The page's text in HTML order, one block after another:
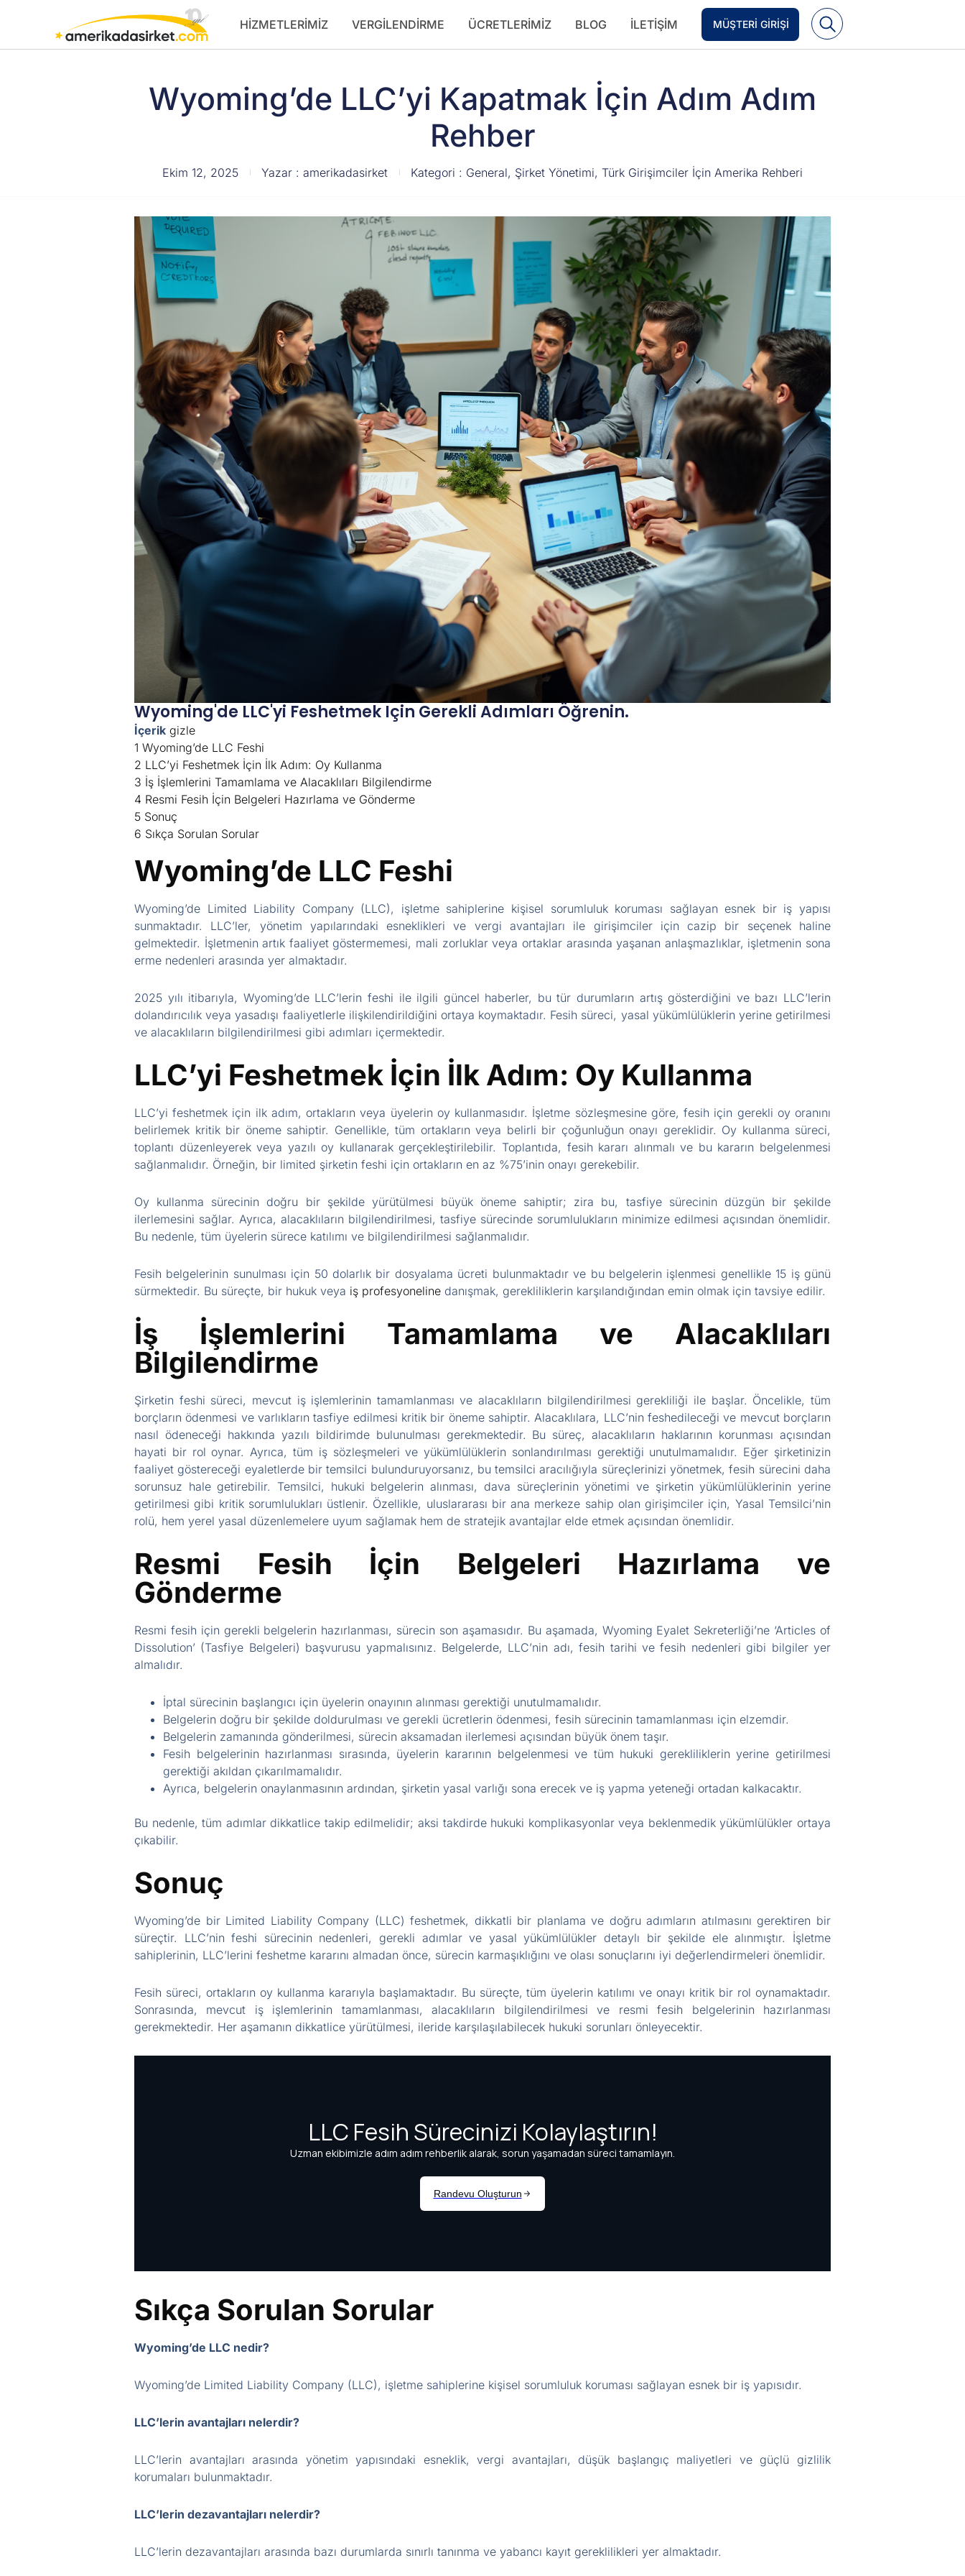
HIZMETLERIMIZ VERGILENDIRME ÜCRETLERIMIZ BLOG İLETIŞIM MÜŞTERI GIRIŞI
Wyoming’de LLC’yi Kapatmak İçin Adım Adım
Rehber
Ekim 12, 2025 Yazar : amerikadasirket Kategori : General, Şirket Yönetimi, Türk Girişimciler İçin Amerika Rehberi
Wyoming'de LLC'yi Feshetmek Için Gerekli Adımları Öğrenin.
İçerik gizle
1 Wyoming’de LLC Feshi
2 LLC’yi Feshetmek İçin İlk Adım: Oy Kullanma
3 İş İşlemlerini Tamamlama ve Alacaklıları Bilgilendirme
4 Resmi Fesih İçin Belgeleri Hazırlama ve Gönderme
5 Sonuç
6 Sıkça Sorulan Sorular
Wyoming’de LLC Feshi
Wyoming’de Limited Liability Company (LLC), işletme sahiplerine kişisel sorumluluk koruması sağlayan esnek bir iş yapısı
sunmaktadır. LLC’ler, yönetim yapılarındaki esneklikleri ve vergi avantajları ile girişimciler için cazip bir seçenek haline
gelmektedir. İşletmenin artık faaliyet göstermemesi, mali zorluklar veya ortaklar arasında yaşanan anlaşmazlıklar, işletmenin sona
erme nedenleri arasında yer almaktadır.
2025 yılı itibarıyla, Wyoming’de LLC’lerin feshi ile ilgili güncel haberler, bu tür durumların artış gösterdiğini ve bazı LLC’lerin
dolandırıcılık veya yasadışı faaliyetlerle ilişkilendirildiğini ortaya koymaktadır. Fesih süreci, yasal yükümlülüklerin yerine getirilmesi
ve alacaklıların bilgilendirilmesi gibi adımları içermektedir.
LLC’yi Feshetmek İçin İlk Adım: Oy Kullanma
LLC’yi feshetmek için ilk adım, ortakların veya üyelerin oy kullanmasıdır. İşletme sözleşmesine göre, fesih için gerekli oy oranını
belirlemek kritik bir öneme sahiptir. Genellikle, tüm ortakların veya belirli bir çoğunluğun onayı gereklidir. Oy kullanma süreci,
toplantı düzenleyerek veya yazılı oy kullanarak gerçekleştirilebilir. Toplantıda, fesih kararı alınmalı ve bu kararın belgelenmesi
sağlanmalıdır. Örneğin, bir limited şirketin feshi için ortakların en az %75’inin onayı gerekebilir.
Oy kullanma sürecinin doğru bir şekilde yürütülmesi büyük öneme sahiptir; zira bu, tasfiye sürecinin düzgün bir şekilde
ilerlemesini sağlar. Ayrıca, alacaklıların bilgilendirilmesi, tasfiye sürecinde sorumlulukların minimize edilmesi açısından önemlidir.
Bu nedenle, tüm üyelerin sürece katılımı ve bilgilendirilmesi sağlanmalıdır.
Fesih belgelerinin sunulması için 50 dolarlık bir dosyalama ücreti bulunmaktadır ve bu belgelerin işlenmesi genellikle 15 iş günü
sürmektedir. Bu süreçte, bir hukuk veya iş profesyoneline danışmak, gerekliliklerin karşılandığından emin olmak için tavsiye edilir.
İş İşlemlerini Tamamlama ve Alacaklıları
Bilgilendirme
Şirketin feshi süreci, mevcut iş işlemlerinin tamamlanması ve alacaklıların bilgilendirilmesi gerekliliği ile başlar. Öncelikle, tüm
borçların ödenmesi ve varlıkların tasfiye edilmesi kritik bir öneme sahiptir. Alacaklılara, LLC’nin feshedileceği ve mevcut borçların
nasıl ödeneceği hakkında yazılı bildirimde bulunulması gerekmektedir. Bu süreç, alacaklıların haklarının korunması açısından
hayati bir rol oynar. Ayrıca, tüm iş sözleşmeleri ve yükümlülüklerin sonlandırılması gerektiği unutulmamalıdır. Eğer şirketinizin
faaliyet göstereceği eyaletlerde bir temsilci bulunduruyorsanız, bu temsilci aracılığıyla süreçlerinizi yönetmek, fesih sürecini daha
sorunsuz hale getirebilir. Temsilci, hukuki belgelerin alınması, dava süreçlerinin yönetimi ve şirketin yükümlülüklerinin yerine
getirilmesi gibi kritik sorumlulukları üstlenir. Özellikle, uluslararası bir ana merkeze sahip olan girişimciler için, Yasal Temsilci’nin
rolü, hem yerel yasal düzenlemelere uyum sağlamak hem de stratejik avantajlar elde etmek açısından önemlidir.
Resmi Fesih İçin Belgeleri Hazırlama ve
Gönderme
Resmi fesih için gerekli belgelerin hazırlanması, sürecin son aşamasıdır. Bu aşamada, Wyoming Eyalet Sekreterliği’ne ‘Articles of
Dissolution’ (Tasfiye Belgeleri) başvurusu yapmalısınız. Belgelerde, LLC’nin adı, fesih tarihi ve fesih nedenleri gibi bilgiler yer
almalıdır.
İptal sürecinin başlangıcı için üyelerin onayının alınması gerektiği unutulmamalıdır.
Belgelerin doğru bir şekilde doldurulması ve gerekli ücretlerin ödenmesi, fesih sürecinin tamamlanması için elzemdir.
Belgelerin zamanında gönderilmesi, sürecin aksamadan ilerlemesi açısından büyük önem taşır.
Fesih belgelerinin hazırlanması sırasında, üyelerin kararının belgelenmesi ve tüm hukuki gerekliliklerin yerine getirilmesi
gerektiği akıldan çıkarılmamalıdır.
Ayrıca, belgelerin onaylanmasının ardından, şirketin yasal varlığı sona erecek ve iş yapma yeteneği ortadan kalkacaktır.
Bu nedenle, tüm adımlar dikkatlice takip edilmelidir; aksi takdirde hukuki komplikasyonlar veya beklenmedik yükümlülükler ortaya
çıkabilir.
Sonuç
Wyoming’de bir Limited Liability Company (LLC) feshetmek, dikkatli bir planlama ve doğru adımların atılmasını gerektiren bir
süreçtir. LLC’nin feshi sürecinin nedenleri, gerekli adımlar ve yasal yükümlülükler detaylı bir şekilde ele alınmıştır. İşletme
sahiplerinin, LLC’lerini feshetme kararını almadan önce, sürecin karmaşıklığını ve olası sonuçlarını iyi değerlendirmeleri önemlidir.
Fesih süreci, ortakların oy kullanma kararıyla başlamaktadır. Bu süreçte, tüm üyelerin katılımı ve onayı kritik bir rol oynamaktadır.
Sonrasında, mevcut iş işlemlerinin tamamlanması, alacaklıların bilgilendirilmesi ve resmi fesih belgelerinin hazırlanması
gerekmektedir. Her aşamanın dikkatlice yürütülmesi, ileride karşılaşılabilecek hukuki sorunları önleyecektir.
Sıkça Sorulan Sorular
Wyoming’de LLC nedir?
Wyoming’de Limited Liability Company (LLC), işletme sahiplerine kişisel sorumluluk koruması sağlayan esnek bir iş yapısıdır.
LLC’lerin avantajları nelerdir?
LLC’lerin avantajları arasında yönetim yapısındaki esneklik, vergi avantajları, düşük başlangıç maliyetleri ve güçlü gizlilik
korumaları bulunmaktadır.
LLC’lerin dezavantajları nelerdir?
LLC’lerin dezavantajları arasında bazı durumlarda sınırlı tanınma ve yabancı kayıt gereklilikleri yer almaktadır.